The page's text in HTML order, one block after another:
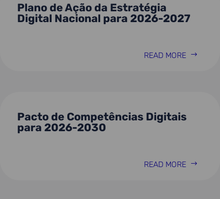
Plano de Ação da Estratégia
Digital Nacional para 2026-2027
READ MORE
Pacto de Competências Digitais
para 2026-2030
READ MORE